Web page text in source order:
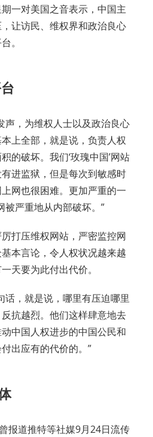
一对美国之音表示，中国主
让访民、维权界和政治良心
。
声，为维权人士以及政治良心
上全部，就是说，负责人权
的破坏。我们‘玫瑰中国’网站
进监狱，但是每次到敏感时
网也很困难。更加严重的一
被严重地从内部破坏。”
打压维权网站，严密监控网
本言论，令人权状况越来越
天要为此付出代价。
话，就是说，哪里有压迫哪里
抗越烈。他们这样肆意地去
中国人权进步的中国公民和
出应有的代价的。”
报道推特等社媒9月24日流传